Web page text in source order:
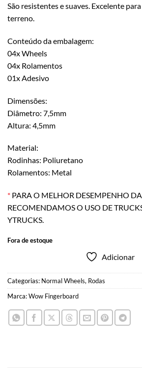
São resistentes e suaves. Excelente
terreno.
Conteúdo da embalagem:
04x Wheels
04x Rolamentos
01x Adesivo
Dimensões:
Diâmetro: 7,5mm
Altura: 4,5mm
Material:
Rodinhas: Poliuretano
Rolamentos: Metal
* PARA O MELHOR DESEMPENHO
RECOMENDAMOS O USO DE
YTRUCKS.
Fora de estoque
Adicionar
Categorias: Normal Wheels, Rodas
Marca:Wow Fingerboard